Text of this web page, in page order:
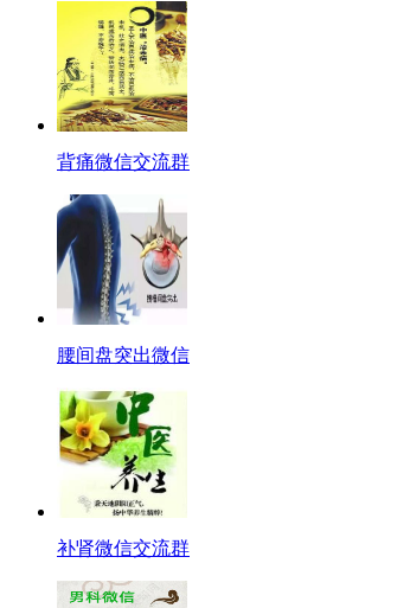
背痛微信交流群
腰间盘突出微信
补肾微信交流群